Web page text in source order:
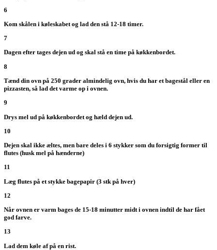
6
Kom skålen i køleskabet og lad den stå 12-18 timer.
7
Dagen efter tages dejen ud og skal stå en time på køkkenbordet.
8
Tænd din ovn på 250 grader almindelig ovn, hvis du har et bagestål eller en
pizzasten, så lad det varme op i ovnen.
9
Drys mel ud på køkkenbordet og hæld dejen ud.
10
Dejen skal ikke æltes, men bare deles i 6 stykker som du forsigtig former til
flutes (husk mel på hænderne)
11
Læg flutes på et stykke bagepapir (3 stk på hver)
12
Når ovnen er varm bages de 15-18 minutter midt i ovnen indtil de har fået
god farve.
13
Lad dem køle af på en rist.